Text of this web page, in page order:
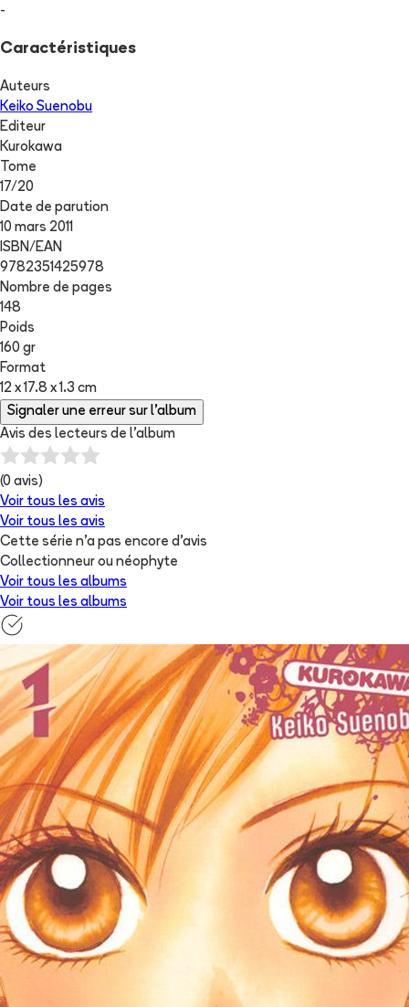
-
Caractéristiques
Auteurs
Keiko Suenobu
Editeur
Kurokawa
Tome
17/20
Date de parution
10 mars 2011
ISBN/EAN
9782351425978
Nombre de pages
148
Poids
160 gr
Format
12 x 17.8 x 1.3 cm
Signaler une erreur sur l'album
Avis des lecteurs de l'album
(0 avis)
Voir tous les avis
Voir tous les avis
Cette série n'a pas encore d'avis
Collectionneur ou néophyte
Voir tous les albums
Voir tous les albums